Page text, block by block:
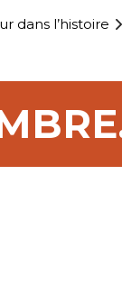
dans l’histoire